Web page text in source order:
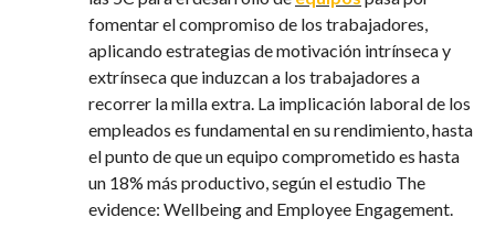
fomentar el compromiso de los trabajadores,
aplicando estrategias de motivación intrínseca y
extrínseca que induzcan a los trabajadores a
recorrer la milla extra. La implicación laboral de los
empleados es fundamental en su rendimiento, hasta
el punto de que un equipo comprometido es hasta
un 18% más productivo, según el estudio The
evidence: Wellbeing and Employee Engagement.